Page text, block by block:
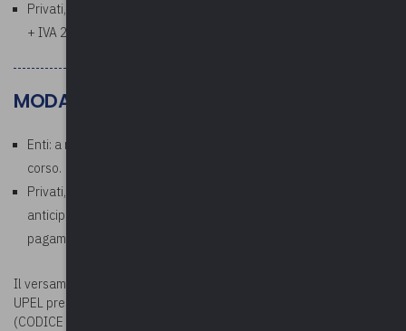
Privati, aziende, studi professionali: € 61,00 a persona (€ 50,00
+ IVA 22%)
MODALITÀ DI PAGAMENTO
Enti: a ricezione della fattura che verrà emessa al termine del
corso.
Privati, aziende, studi professionali: richiesto pagamento
anticipato. In fase di iscrizione corso, allegare la ricevuta di
pagamento.
Il versamento della quota potrà essere effettuato sul c/c bancario
UPEL presso BPER BANCA – Via Vittorio Veneto 2 – Varese
(CODICE IBAN: IT78G0538710804000042439240) oppure sul c/c